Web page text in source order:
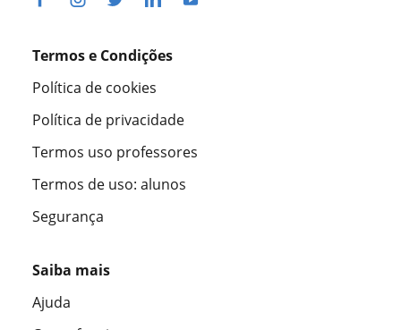
Termos e Condições
Política de cookies
Política de privacidade
Termos uso professores
Termos de uso: alunos
Segurança
Saiba mais
Ajuda